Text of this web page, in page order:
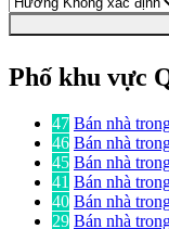
Phố khu vực
47 Bán nhà
46 Bán nhà
45 Bán nhà
41 Bán nhà
40 Bán nhà
29 Bán nhà